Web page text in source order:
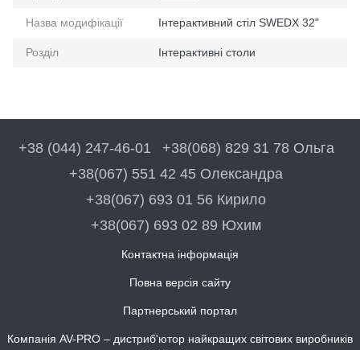
Назва модифікації Інтерактивний стіл SWEDX 32"
Розділ Інтерактивні столи
+38 (044) 247-46-01
+38(068) 829 31 78 Ольга
+38(067) 551 42 45 Олександра
+38(067) 693 01 56 Кирило
+38(067) 693 02 89 Юхим
Контактна інформація
Повна версія сайту
Партнерський портал
Компанія AV-PRO – дистриб'ютор найкращих світових виробників